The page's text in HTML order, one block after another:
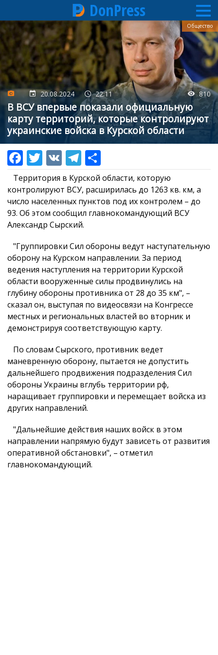
Перейти
основному
содержанию
DonPress
20.08.2024 22:11 810
В ВСУ впервые показали официальную
карту территорий, которые контролируют
украинские войска в Курской области
Общество
Территория в Курской области, которую
контролируют ВСУ, расширилась до 1263 кв. км, а
число населенных пунктов под их контролем – до
93. Об этом сообщил главнокомандующий ВСУ
Александр Сырский.
"Группировки Сил обороны ведут наступательную
оборону на Курском направлении. За период
ведения наступления на территории Курской
области вооруженные силы продвинулись на
глубину обороны противника от 28 до 35 км", –
сказал он, выступая по видеосвязи на Конгрессе
местных и региональных властей во вторник и
демонстрируя соответствующую карту.
По словам Сырского, противник ведет
маневренную оборону, пытается не допустить
дальнейшего продвижения подразделения Сил
обороны Украины вглубь территории рф,
наращивает группировки и перемещает войска из
других направлений.
"Дальнейшие действия наших войск в этом
направлении напрямую будут зависеть от развития
оперативной обстановки", – отметил
главнокомандующий.